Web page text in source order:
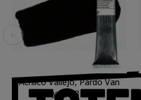
Acrilico Vallejo, Pardo Van
Dyck, 58 ml.